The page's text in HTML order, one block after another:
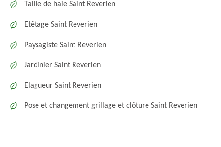
Taille de haie Saint Reverien
Etêtage Saint Reverien
Paysagiste Saint Reverien
Jardinier Saint Reverien
Elagueur Saint Reverien
Pose et changement grillage et clôture Saint Reverien